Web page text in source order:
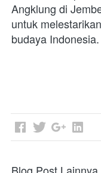
Angklung di
untuk
budaya Indonesia.